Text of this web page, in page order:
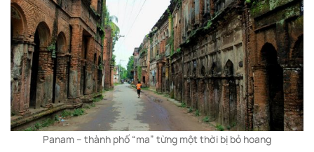
Panam – thành phố “ma” từng một thời bị bỏ hoang